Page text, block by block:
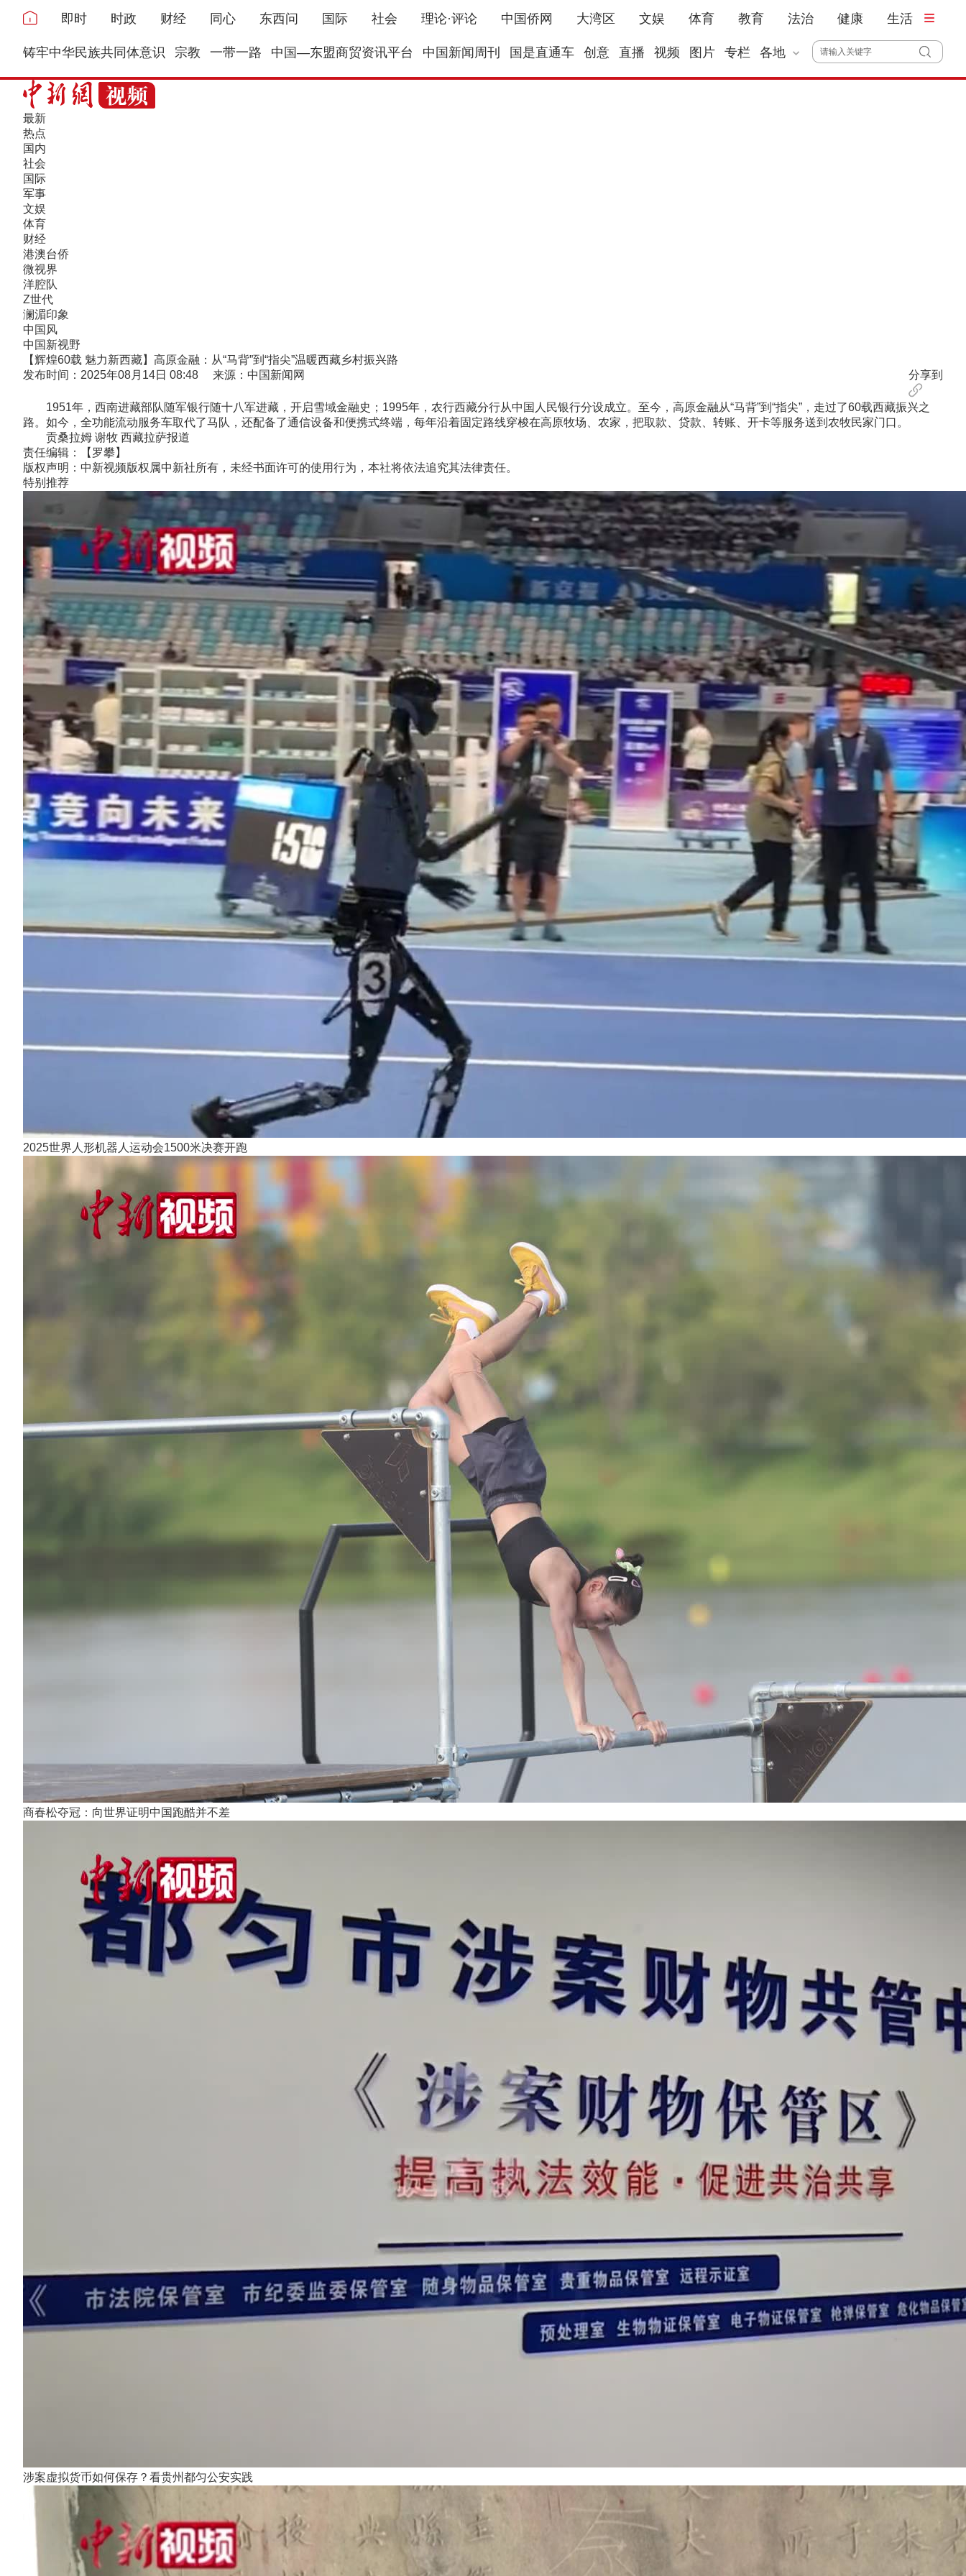
即时 时政 财经 同心 东西问 国际 社会 理论·评论 中国侨网 大湾区 文娱 体育 教育 法治 健康 生活
铸牢中华民族共同体意识 宗教 一带一路 中国—东盟商贸资讯平台 中国新闻周刊 国是直通车 创意 直播 视频 图片 专栏 各地
最新
热点
国内
社会
国际
军事
文娱
体育
财经
港澳台侨
微视界
洋腔队
Z世代
澜湄印象
中国风
中国新视野
【辉煌60载 魅力新西藏】高原金融：从“马背”到“指尖”温暖西藏乡村振兴路
发布时间：2025年08月14日 08:48 来源：中国新闻网
分享到
1951年，西南进藏部队随军银行随十八军进藏，开启雪域金融史；1995年，农行西藏分行从中国人民银行分设成立。至今，高原金融从“马背”到“指尖”，走过了60载西藏振兴之
路。如今，全功能流动服务车取代了马队，还配备了通信设备和便携式终端，每年沿着固定路线穿梭在高原牧场、农家，把取款、贷款、转账、开卡等服务送到农牧民家门口。
贡桑拉姆 谢牧 西藏拉萨报道
责任编辑：【罗攀】
版权声明：中新视频版权属中新社所有，未经书面许可的使用行为，本社将依法追究其法律责任。
特别推荐
2025世界人形机器人运动会1500米决赛开跑
商春松夺冠：向世界证明中国跑酷并不差
涉案虚拟货币如何保存？看贵州都匀公安实践